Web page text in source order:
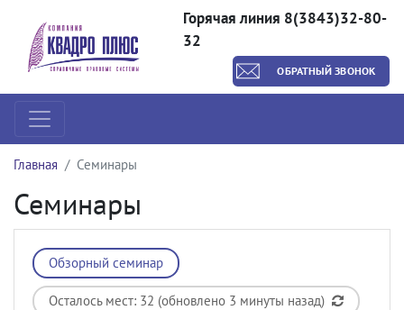
Горячая линия 8(3843)32-80-
32
ОБРАТНЫЙ ЗВОНОК
Главная Семинары
Семинары
Обзорный семинар
Осталось мест: 32 (обновлено 3 минуты назад)